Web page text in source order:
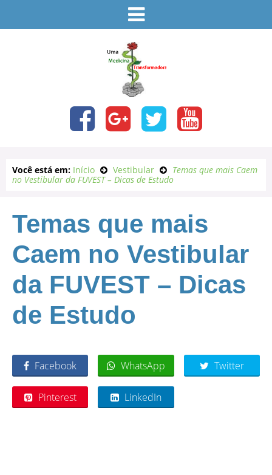
Você está em: Início Vestibular
Temas que mais Caem
no Vestibular da FUVEST – Dicas de Estudo
Temas que mais
Caem no Vestibular
da FUVEST – Dicas
de Estudo
Facebook WhatsApp Twitter
Pinterest LinkedIn